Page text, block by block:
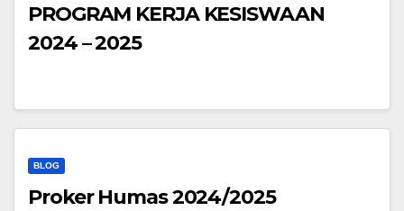
PROGRAM KERJA KESISWAAN
2024 – 2025
BLOG
Proker Humas 2024/2025